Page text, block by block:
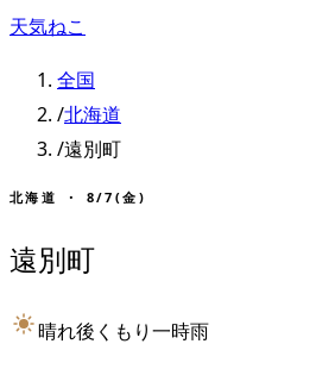
天気ねこ
全国
/北海道
/遠別町
北海道 ・ 8/7(金)
遠別町
晴れ後くもり一時雨